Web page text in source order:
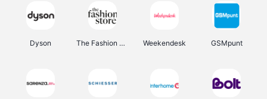
Dyson The Fashion Store Weekendesk GSMpunt